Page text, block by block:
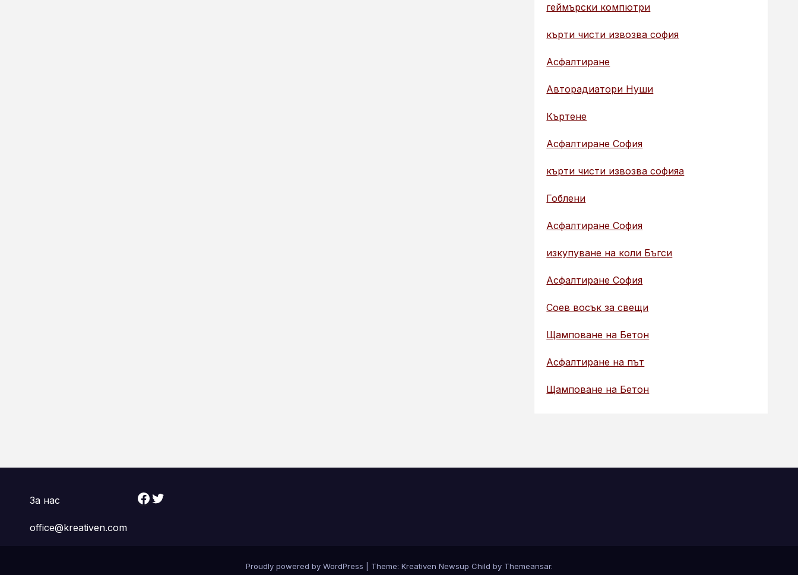
геймърски компютри
кърти чисти извозва софия
Асфалтиране
Авторадиатори Нуши
Къртене
Асфалтиране София
кърти чисти извозва софияа
Гоблени
Асфалтиране София
изкупуване на коли Бъгси
Асфалтиране София
Соев восък за свещи
Щамповане на Бетон
Асфалтиране на път
Щамповане на Бетон
За нас
office@kreativen.com
Facebook Twitter
Proudly powered by WordPress Theme: Kreativen Newsup Child by Themeansar.